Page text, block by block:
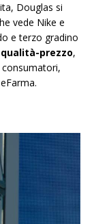
Douglas si
vede Nike e
e terzo gradino
qualità-prezzo,
consumatori,